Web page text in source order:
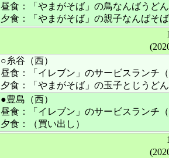
昼食：「やまがそば」の鳥なんばうどん
夕食：「やまがそば」の親子なんばそば
○糸谷（西）
昼食：「イレブン」のサービスランチ
夕食：「やまがそば」の玉子とじうどん
●豊島（西）
昼食：「イレブン」のサービスランチ
夕食：（買い出し）